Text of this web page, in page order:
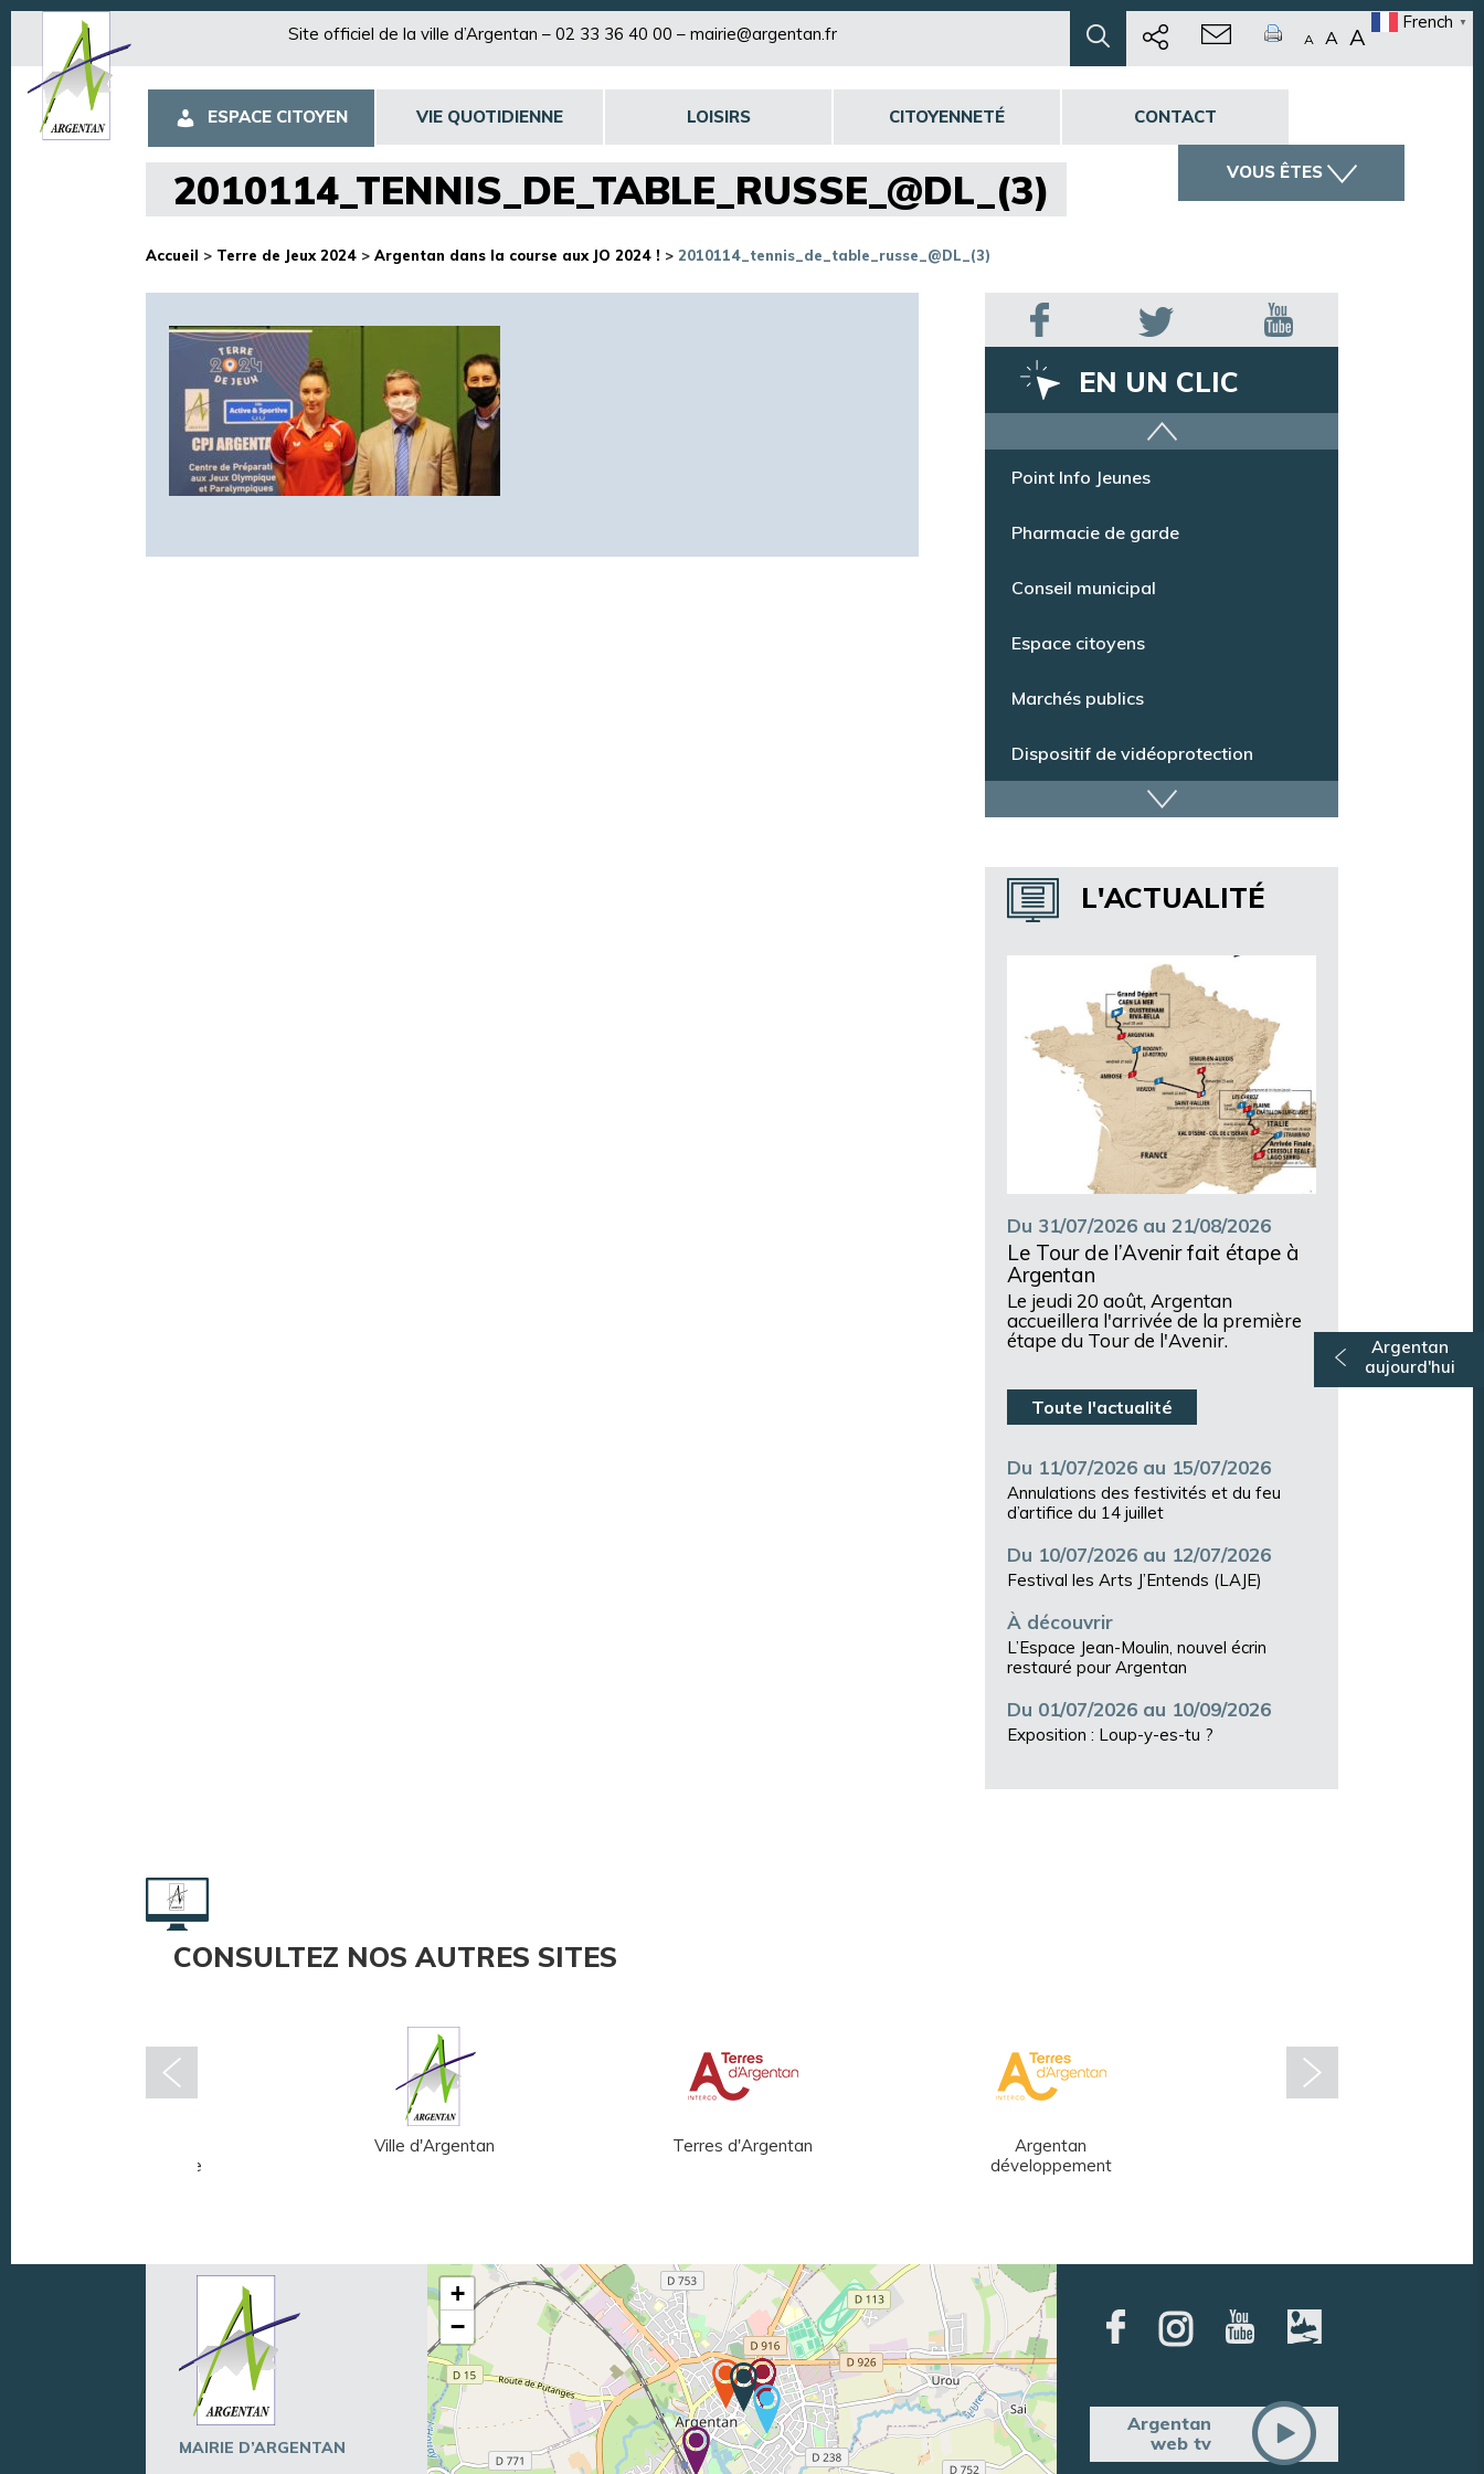
Site officiel de la ville d’Argentan – 02 33 36 40 00 – mairie@argentan.fr A A A
French ▼
ESPACE CITOYEN VIE QUOTIDIENNE LOISIRS CITOYENNETÉ CONTACT
VOUS ÊTES
Argentan
aujourd'hui
2010114_TENNIS_DE_TABLE_RUSSE_@DL_(3)
Accueil > Terre de Jeux 2024 > Argentan dans la course aux JO 2024 ! > 2010114_tennis_de_table_russe_@DL_(3)
EN UN CLIC
Offres d’emploi
Dispositif de vidéoprotection
Annuaire des associations
Argentan Aujourd’hui
L'ACTUALITÉ
Du 31/07/2026 au 21/08/2026
Le Tour de l’Avenir fait étape à
Argentan
Le jeudi 20 août, Argentan
accueillera l'arrivée de la première
étape du Tour de l'Avenir.
Toute l'actualité
Du 11/07/2026 au 15/07/2026
Annulations des festivités et du feu
d’artifice du 14 juillet
Du 10/07/2026 au 12/07/2026
Festival les Arts J’Entends (LAJE)
À découvrir
L’Espace Jean-Moulin, nouvel écrin
restauré pour Argentan
Du 01/07/2026 au 10/09/2026
Exposition : Loup-y-es-tu ?
CONSULTEZ NOS AUTRES SITES
Léger - André Mare
Ville d'Argentan Terres d'Argentan
Argentan
développement
MAIRIE D’ARGENTAN
+
−
Argentan
web tv